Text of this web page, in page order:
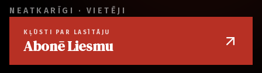
NEATKARĪGI · VIETĒJI
KĻŪSTI PAR LASĪTĀJU
Abonē Liesmu